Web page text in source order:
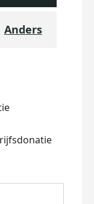
Anders